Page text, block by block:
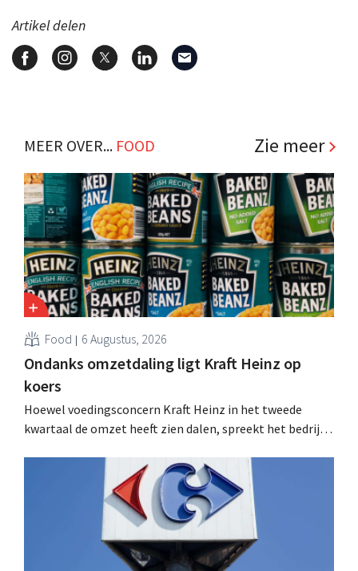
Artikel delen
MEER OVER... FOOD Zie meer
Food 6 Augustus, 2026
Ondanks omzetdaling ligt Kraft Heinz op
koers
Hoewel voedingsconcern Kraft Heinz in het tweede
kwartaal de omzet heeft zien dalen, spreekt het bedrijf
multinational verhoogt de investeringen en de
vooruitzichten.